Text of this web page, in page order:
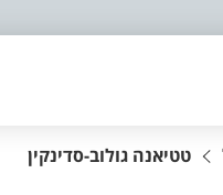
טטיאנה גולוב-סדינקין